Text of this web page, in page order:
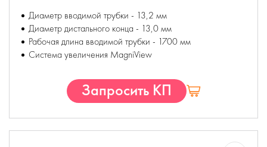
Диаметр вводимой трубки - 13,2 мм
Диаметр дистального конца - 13,0 мм
Рабочая длина вводимой трубки - 1700 мм
Система увеличения MagniView
Запросить КП